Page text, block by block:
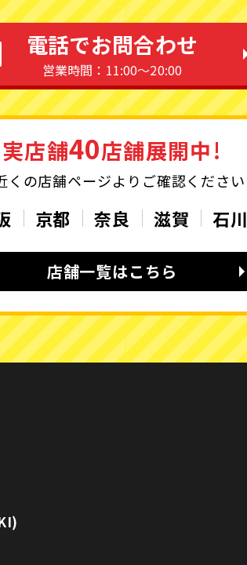
電話でお問合わせ
営業時間：11:00〜20:00
実店舗40店舗展開中!
くの店舗ページよりご確認ください
京都 奈良 滋賀 石川
店舗一覧はこちら